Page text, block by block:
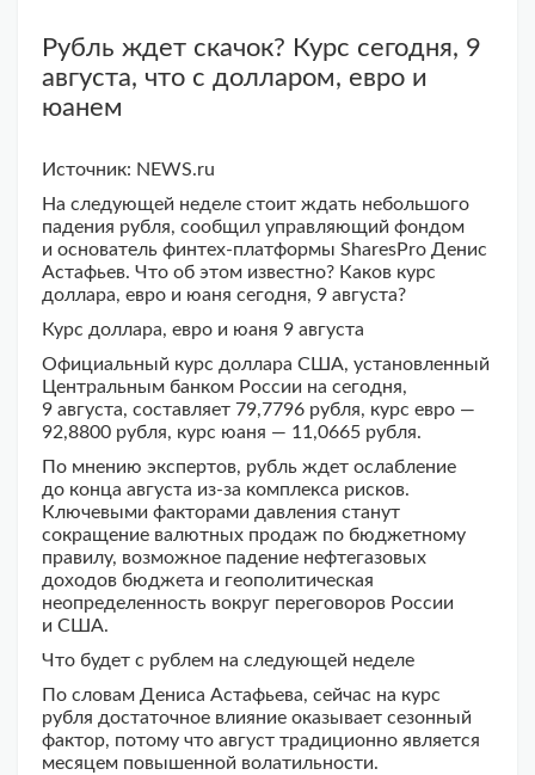
Рубль ждет скачок? Курс сегодня, 9
августа, что с долларом, евро и
юанем
Источник: NEWS.ru
На следующей неделе стоит ждать небольшого
падения рубля, сообщил управляющий фондом
и основатель финтех-платформы SharesPro Денис
Астафьев. Что об этом известно? Каков курс
доллара, евро и юаня сегодня, 9 августа?
Курс доллара, евро и юаня 9 августа
Официальный курс доллара США, установленный
Центральным банком России на сегодня,
9 августа, составляет 79,7796 рубля, курс евро —
92,8800 рубля, курс юаня — 11,0665 рубля.
По мнению экспертов, рубль ждет ослабление
до конца августа из-за комплекса рисков.
Ключевыми факторами давления станут
сокращение валютных продаж по бюджетному
правилу, возможное падение нефтегазовых
доходов бюджета и геополитическая
неопределенность вокруг переговоров России
и США.
Что будет с рублем на следующей неделе
По словам Дениса Астафьева, сейчас на курс
рубля достаточное влияние оказывает сезонный
фактор, потому что август традиционно является
месяцем повышенной волатильности.